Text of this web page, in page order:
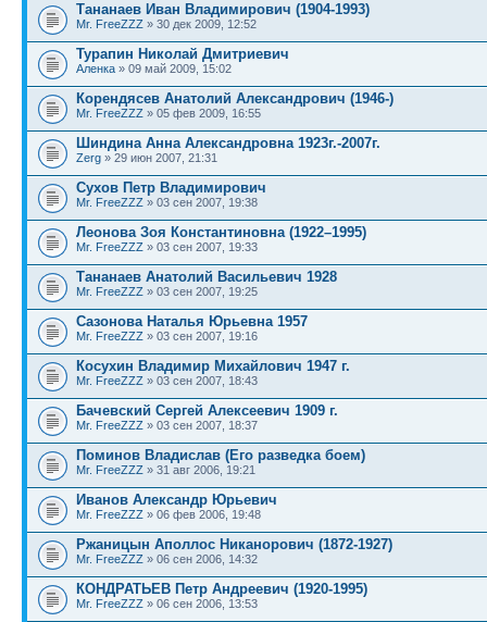
Тананаев Иван Владимирович (1904-1993)
Mr. FreeZZZ » 30 дек 2009, 12:52
Турапин Николай Дмитриевич
Аленка » 09 май 2009, 15:02
Корендясев Анатолий Александрович (1946-)
Mr. FreeZZZ » 05 фев 2009, 16:55
Шиндина Анна Александровна 1923г.-2007г.
Zerg » 29 июн 2007, 21:31
Сухов Петр Владимирович
Mr. FreeZZZ » 03 сен 2007, 19:38
Леонова Зоя Константиновна (1922–1995)
Mr. FreeZZZ » 03 сен 2007, 19:33
Тананаев Анатолий Васильевич 1928
Mr. FreeZZZ » 03 сен 2007, 19:25
Сазонова Наталья Юрьевна 1957
Mr. FreeZZZ » 03 сен 2007, 19:16
Косухин Владимир Михайлович 1947 г.
Mr. FreeZZZ » 03 сен 2007, 18:43
Бачевский Сергей Алексеевич 1909 г.
Mr. FreeZZZ » 03 сен 2007, 18:37
Поминов Владислав (Его разведка боем)
Mr. FreeZZZ » 31 авг 2006, 19:21
Иванов Александр Юрьевич
Mr. FreeZZZ » 06 фев 2006, 19:48
Ржаницын Аполлос Никанорович (1872-1927)
Mr. FreeZZZ » 06 сен 2006, 14:32
КОНДРАТЬЕВ Петр Андреевич (1920-1995)
Mr. FreeZZZ » 06 сен 2006, 13:53